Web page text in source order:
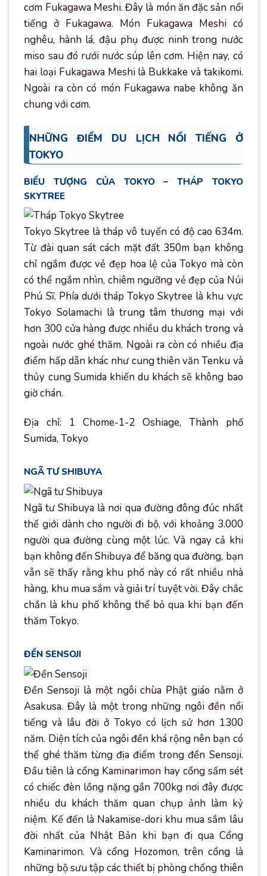
cơm Fukagawa Meshi. Đây là món ăn đặc sản nổi
tiếng ở Fukagawa. Món Fukagawa Meshi có
nghêu, hành lá, đậu phụ được ninh trong nước
miso sau đó rưới nước súp lên cơm. Hiện nay, có
hai loại Fukagawa Meshi là Bukkake và takikomi.
Ngoài ra còn có món Fukagawa nabe không ăn
chung với cơm.
NHỮNG ĐIỂM DU LỊCH NỔI TIẾNG Ở
TOKYO
BIỂU TƯỢNG CỦA TOKYO – THÁP TOKYO
SKYTREE
Tokyo Skytree là tháp vô tuyến có độ cao 634m.
Từ đài quan sát cách mặt đất 350m bạn không
chỉ ngắm được vẻ đẹp hoa lệ của Tokyo mà còn
có thể ngắm nhìn, chiêm ngưỡng vẻ đẹp của Núi
Phú Sĩ. Phía dưới tháp Tokyo Skytree là khu vực
Tokyo Solamachi là trung tâm thương mại với
hơn 300 cửa hàng được nhiều du khách trong và
ngoài nước ghé thăm. Ngoài ra còn có nhiều địa
điểm hấp dẫn khác như cung thiên văn Tenku và
thủy cung Sumida khiến du khách sẽ không bao
giờ chán.
Địa chỉ: 1 Chome-1-2 Oshiage, Thành phố
Sumida, Tokyo
NGÃ TƯ SHIBUYA
Ngã tư Shibuya là nơi qua đường đông đúc nhất
thế giới dành cho người đi bộ, với khoảng 3.000
người qua đường cùng một lúc. Và ngay cả khi
bạn không đến Shibuya để băng qua đường, bạn
vẫn sẽ thấy rằng khu phố này có rất nhiều nhà
hàng, khu mua sắm và giải trí tuyệt vời. Đây chắc
chắn là khu phố không thể bỏ qua khi bạn đến
thăm Tokyo.
ĐỀN SENSOJI
Đền Sensoji là một ngôi chùa Phật giáo nằm ở
Asakusa. Đây là một trong những ngôi đền nổi
tiếng và lâu đời ở Tokyo có lịch sử hơn 1300
năm. Diện tích của ngôi đền khá rộng nên bạn có
thể ghé thăm từng địa điểm trong đền Sensoji.
Đầu tiên là cổng Kaminarimon hay cổng sấm sét
có chiếc đèn lồng nặng gần 700kg nơi đây được
nhiều du khách thăm quan chụp ảnh làm kỷ
niệm. Kế đến là Nakamise-dori khu mua sắm lâu
đời nhất của Nhật Bản khi bạn đi qua Cổng
Kaminarimon. Và cổng Hozomon, trên cổng là
những bộ sưu tập các thiết bị phòng chống thiên